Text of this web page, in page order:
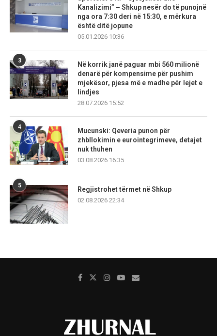
Kanalizimi” – Shkup nesër do të punojnë
nga ora 7:30 deri në 15:30, e mërkura
është ditë jopune
05.01.2026 10:36
3
Në korrik janë paguar mbi 560 milionë
denarë për kompensime për pushim
mjekësor, pjesa më e madhe për lejet e
lindjes
28.07.2026 15:52
4
Mucunski: Qeveria punon për
zhbllokimin e eurointegrimeve, detajet
nuk thuhen
03.08.2026 16:35
5
Regjistrohet tërmet në Shkup
02.08.2026 22:34